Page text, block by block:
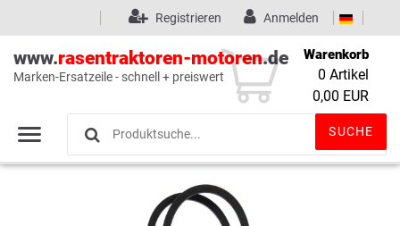
Wunschliste (0)
Anmelden
Registrieren
www.rasentraktoren-motoren.de
Marken-Ersatzeile - schnell + preiswert
SUCHE
Warenkorb
0 Artikel
0,00 EUR